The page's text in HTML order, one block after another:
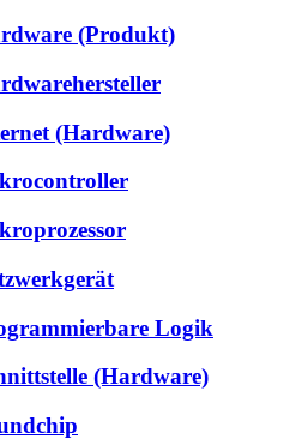
(Produkt)
(Hardware)
Logik
(Hardware)